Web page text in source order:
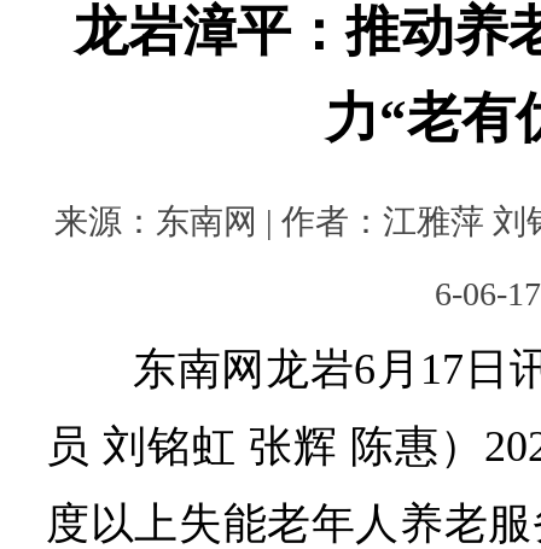
龙岩漳平：推动养
力“老有
来源：东南网 | 作者：江雅萍 刘
6-06-17
东南网龙岩6月17日
员 刘铭虹 张辉 陈惠）
度以上失能老年人养老